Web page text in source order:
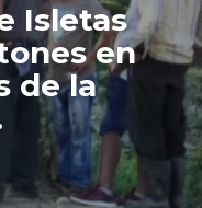
Isletas
en
de la